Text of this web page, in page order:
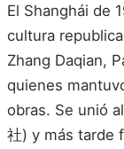
El Shanghái de
cultura
Zhang Daqian,
quienes
obras. Se unió
社) y más tarde